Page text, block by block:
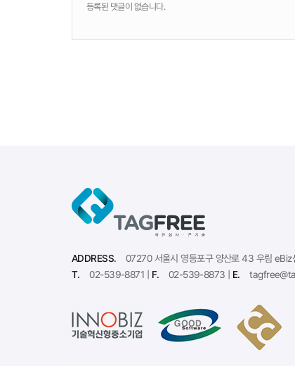
등록된 댓글이 없습니다.
ADDRESS.
07270 서울시 영등포구 양산로 43 우림 eBiz
T.
02-539-8871 | F. 02-539-8873 | E.